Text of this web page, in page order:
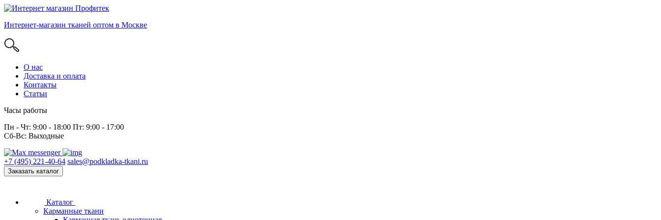
Интернет-магазин тканей оптом в Москве
О нас
Доставка и оплата
Контакты
Статьи
Часы работы
Пн - Чт: 9:00 - 18:00 Пт: 9:00 - 17:00
Сб-Вс: Выходные
+7 (495) 221-40-64 sales@podkladka-tkani.ru
Заказать каталог
Каталог
Карманные ткани